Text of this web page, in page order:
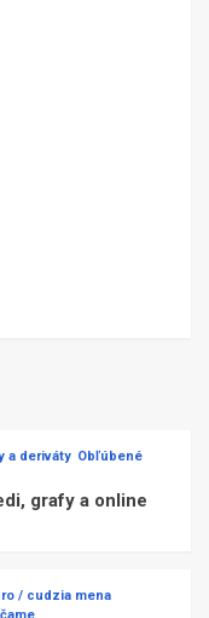
a deriváty Obľúbené
grafy a online
/ cudzia mena